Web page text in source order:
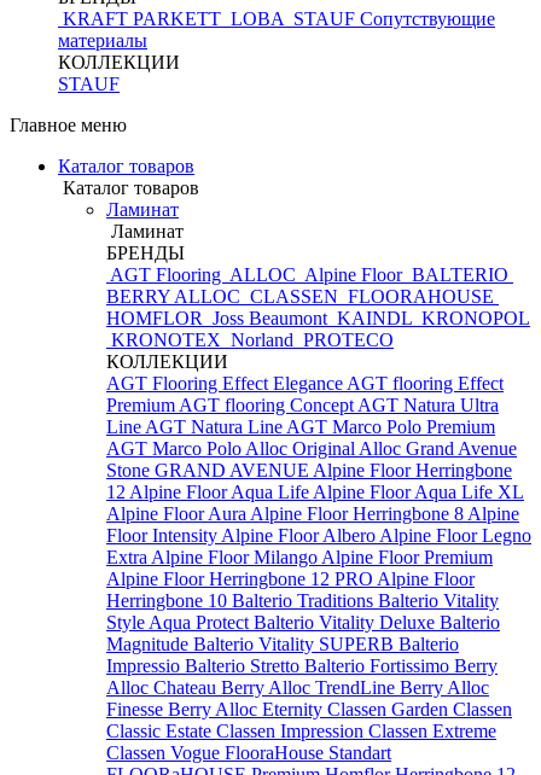
KRAFT PARKETT LOBA STAUF Сопутствующие
материалы
КОЛЛЕКЦИИ
STAUF
Главное меню
Каталог товаров
Каталог товаров
Ламинат
Ламинат
БРЕНДЫ
AGT Flooring ALLOC Alpine Floor BALTERIO
BERRY ALLOC CLASSEN FLOORAHOUSE
HOMFLOR Joss Beaumont KAINDL KRONOPOL
KRONOTEX Norland PROTECO
КОЛЛЕКЦИИ
AGT Flooring Effect Elegance AGT flooring Effect
Premium AGT flooring Concept AGT Natura Ultra
Line AGT Natura Line AGT Marco Polo Premium
AGT Marco Polo Alloc Original Alloc Grand Avenue
Stone GRAND AVENUE Alpine Floor Herringbone
12 Alpine Floor Aqua Life Alpine Floor Aqua Life XL
Alpine Floor Aura Alpine Floor Herringbone 8 Alpine
Floor Intensity Alpine Floor Albero Alpine Floor Legno
Extra Alpine Floor Milango Alpine Floor Premium
Alpine Floor Herringbone 12 PRO Alpine Floor
Herringbone 10 Balterio Traditions Balterio Vitality
Style Aqua Protect Balterio Vitality Deluxe Balterio
Magnitude Balterio Vitality SUPERB Balterio
Impressio Balterio Stretto Balterio Fortissimo Berry
Alloc Chateau Berry Alloc TrendLine Berry Alloc
Finesse Berry Alloc Eternity Classen Garden Classen
Classic Estate Classen Impression Classen Extreme
Classen Vogue FlooraHouse Standart